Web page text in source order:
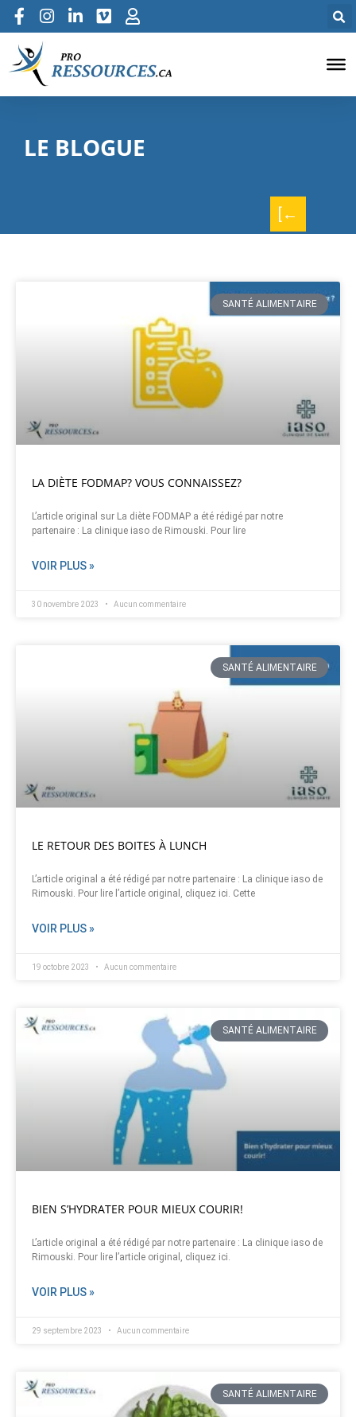
LE BLOGUE
[←
SANTÉ ALIMENTAIRE
LA DIÈTE FODMAP? VOUS CONNAISSEZ?
L’article original sur La diète FODMAP a été rédigé par notre
partenaire : La clinique iaso de Rimouski. Pour lire
VOIR PLUS »
30 novembre 2023 Aucun commentaire
SANTÉ ALIMENTAIRE
LE RETOUR DES BOITES À LUNCH
L’article original a été rédigé par notre partenaire : La clinique iaso de
Rimouski. Pour lire l’article original, cliquez ici. Cette
VOIR PLUS »
19 octobre 2023 Aucun commentaire
SANTÉ ALIMENTAIRE
BIEN S’HYDRATER POUR MIEUX COURIR!
L’article original a été rédigé par notre partenaire : La clinique iaso de
Rimouski. Pour lire l’article original, cliquez ici.
VOIR PLUS »
29 septembre 2023 Aucun commentaire
SANTÉ ALIMENTAIRE